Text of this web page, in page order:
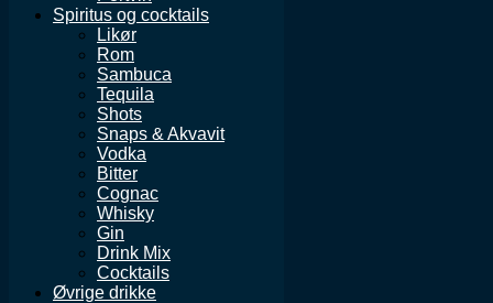
Spiritus og cocktails
Likør
Rom
Sambuca
Tequila
Shots
Snaps & Akvavit
Vodka
Bitter
Cognac
Whisky
Gin
Drink Mix
Cocktails
Øvrige drikke